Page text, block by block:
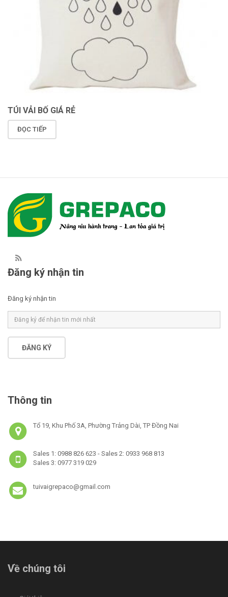
TÚI VẢI BỐ GIÁ RẺ
ĐỌC TIẾP
Đăng ký nhận tin
Đăng ký nhận tin
ĐĂNG KÝ
Thông tin
Tổ 19, Khu Phố 3A, Phường Trảng Dài, TP Đồng Nai
Sales 1: 0988 826 623 - Sales 2: 0933 968 813
Sales 3: 0977 319 029
tuivaigrepaco@gmail.com
Về chúng tôi